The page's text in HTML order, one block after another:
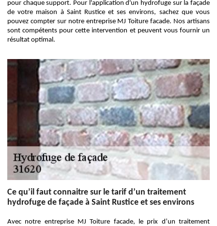
pour chaque support. Pour l'application d'un hydrofuge sur la façade
de votre maison à Saint Rustice et ses environs, sachez que vous
pouvez compter sur notre entreprise MJ Toiture facade. Nos artisans
sont compétents pour cette intervention et peuvent vous fournir un
résultat optimal.
Ce qu’il faut connaitre sur le tarif d’un traitement
hydrofuge de façade à Saint Rustice et ses environs
Avec notre entreprise MJ Toiture facade, le prix d’un traitement